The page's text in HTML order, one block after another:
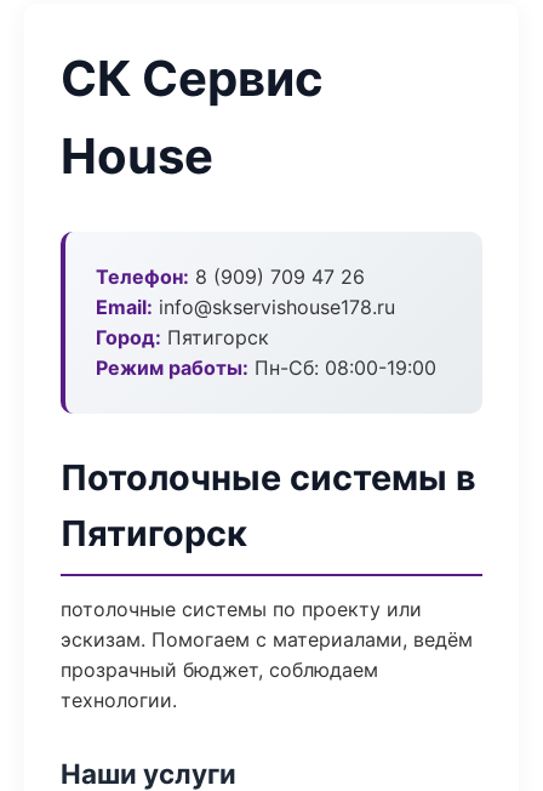
СК Сервис
House
Телефон: 8 (909) 709 47 26
Email: info@skservishouse178.ru
Город: Пятигорск
Режим работы: Пн-Сб: 08:00-19:00
Потолочные системы в
Пятигорск
потолочные системы по проекту или
эскизам. Помогаем с материалами, ведём
прозрачный бюджет, соблюдаем
технологии.
Наши услуги